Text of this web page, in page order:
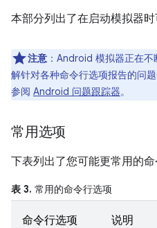
本部分列出了在启动模拟器
注意 ：Android 模拟器正在
解针对各种命令行选项报告的问
参阅 Android 问题跟踪器。
常用选项
下表列出了您可能更常用的命
表 3. 常用的命令行选项
命令行选项 说明